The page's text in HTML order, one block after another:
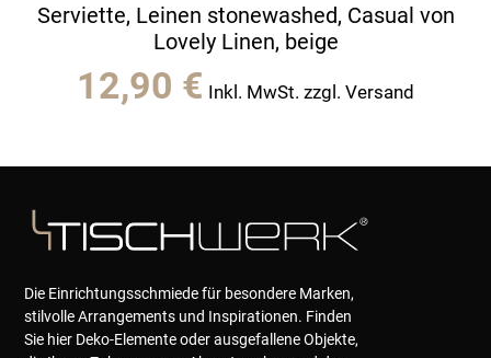
Serviette, Leinen stonewashed, Casual von
Lovely Linen, beige
12,90 € Inkl. MwSt. zzgl. Versand
Die Einrichtungsschmiede für besondere Marken,
stilvolle Arrangements und Inspirationen. Finden
Sie hier Deko-Elemente oder ausgefallene Objekte,